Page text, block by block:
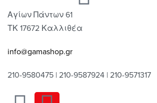
Αγίων Πάντων 61
ΤΚ 17672 Καλλιθέα
info@gamashop.gr
210-9580475 | 210-9587924 | 210-9571317